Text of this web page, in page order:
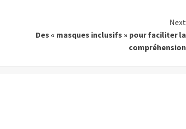
Next
Des « masques inclusifs » pour faciliter la
compréhension